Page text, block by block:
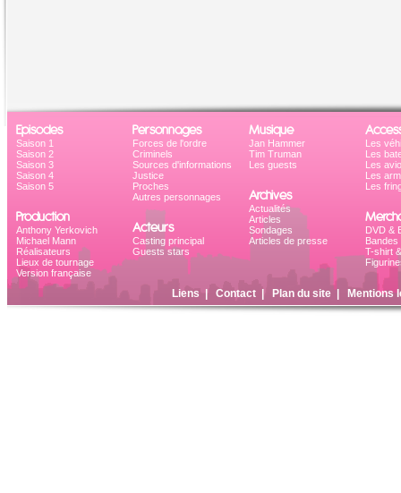
Episodes
Saison 1
Saison 2
Saison 3
Saison 4
Saison 5
Production
Anthony Yerkovich
Michael Mann
Réalisateurs
Lieux de tournage
Version française
Personnages
Forces de l'ordre
Criminels
Sources d'informations
Justice
Proches
Autres personnages
Acteurs
Casting principal
Guests stars
Musique
Jan Hammer
Tim Truman
Les guests
Archives
Actualités
Articles
Sondages
Articles de presse
Les
Les
Les
Les
Les
DVD &
Bandes
T-shirt
Liens Contact| Plan du site| Mentions